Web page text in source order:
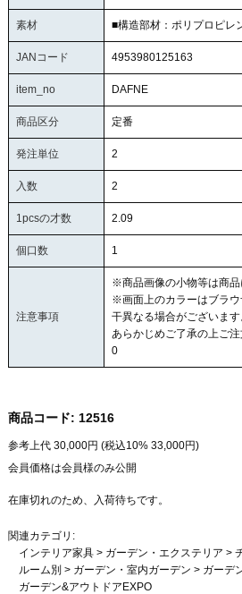
素材 ■構造部材：ポリプロピレ
JANコード 4953980125163
item_no DAFNE
商品区分 定番
発注単位 2
入数 2
1pcsの才数 2.09
個口数 1
注意事項
※商品画像の小物等は商品
※画面上のカラーはブラ
干異なる場合がございます
あらかじめご了承の上ご注
0
商品コード: 12516
参考上代 30,000円 (税込10% 33,000円)
会員価格は会員様のみ公開
在庫切れのため、入荷待ちです。
関連カテゴリ:
インテリア家具> ガーデン・エクステリア >
ルーム別 > ガーデン・室内ガーデン > ガーデ
ガーデン&アウトドアEXPO